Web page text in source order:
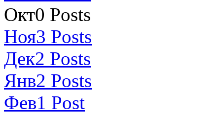
Окт0 Posts
Ноя3 Posts
Дек2 Posts
Янв2 Posts
Фев1 Post